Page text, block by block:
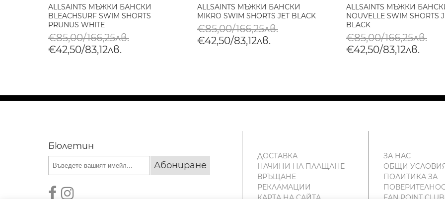
ALLSAINTS МЪЖКИ БАНСКИ
BLEACHSURF SWIM SHORTS
PRUNUS WHITE
€85,00/166,25лв.
€42,50/83,12лв.
ALLSAINTS МЪЖКИ БАНСКИ
MIKRO SWIM SHORTS JET BLACK
€85,00/166,25лв.
€42,50/83,12лв.
ALLSAINTS МЪЖКИ
NOUVELLE SWIM SHORTS
BLACK
€85,00/166,25лв.
€42,50/83,12лв.
Бюлетин
Абониране
ДОСТАВКА
НАЧИНИ НА ПЛАЩАНЕ
ВРЪЩАНЕ
РЕКЛАМАЦИИ
ЗА НАС
ОБЩИ
ПОЛИТИКА ЗА